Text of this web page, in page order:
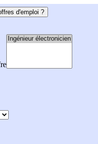
d'emploi ?